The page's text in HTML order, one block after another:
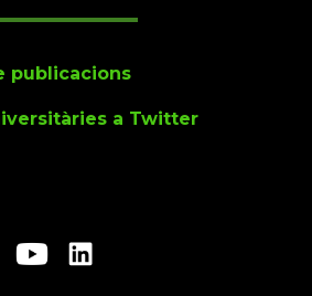
publicacions
a Twitter